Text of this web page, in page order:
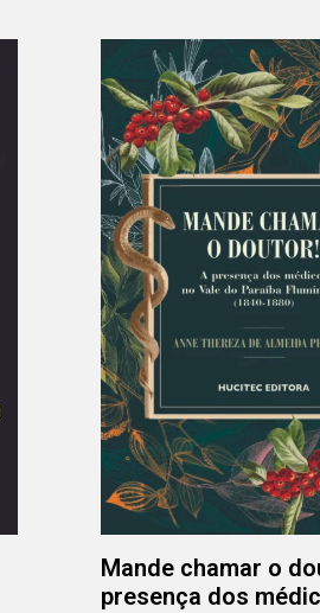
Mande chamar o
presença dos